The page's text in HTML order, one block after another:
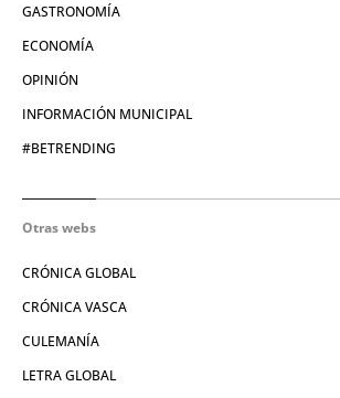
GASTRONOMÍA
ECONOMÍA
OPINIÓN
INFORMACIÓN MUNICIPAL
#BETRENDING
Otras webs
CRÓNICA GLOBAL
CRÓNICA VASCA
CULEMANÍA
LETRA GLOBAL